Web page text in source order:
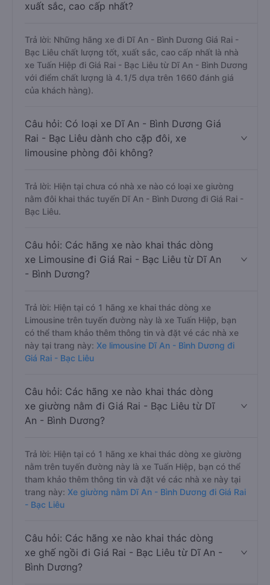
xuất sắc, cao cấp nhất?
Trả lời: Những hãng xe đi Dĩ An - Bình Dương Giá Rai -
Bạc Liêu chất lượng tốt, xuất sắc, cao cấp nhất là nhà
xe Tuấn Hiệp đi Giá Rai - Bạc Liêu từ Dĩ An - Bình Dương
với điểm chất lượng là 4.1/5 dựa trên 1660 đánh giá
của khách hàng).
Câu hỏi: Có loại xe Dĩ An - Bình Dương Giá
Rai - Bạc Liêu dành cho cặp đôi, xe
limousine phòng đôi không?
Trả lời: Hiện tại chưa có nhà xe nào có loại xe giường
nằm đôi khai thác tuyến Dĩ An - Bình Dương đi Giá Rai -
Bạc Liêu.
Câu hỏi: Các hãng xe nào khai thác dòng
xe Limousine đi Giá Rai - Bạc Liêu từ Dĩ An
- Bình Dương?
Trả lời: Hiện tại có 1 hãng xe khai thác dòng xe
Limousine trên tuyến đường này là xe Tuấn Hiệp, bạn
có thể tham khảo thêm thông tin và đặt vé các nhà xe
này tại trang này: Xe limousine Dĩ An - Bình Dương đi
Giá Rai - Bạc Liêu
Câu hỏi: Các hãng xe nào khai thác dòng
xe giường nằm đi Giá Rai - Bạc Liêu từ Dĩ
An - Bình Dương?
Trả lời: Hiện tại có 1 hãng xe khai thác dòng xe giường
nằm trên tuyến đường này là xe Tuấn Hiệp, bạn có thể
tham khảo thêm thông tin và đặt vé các nhà xe này tại
trang này: Xe giường nằm Dĩ An - Bình Dương đi Giá Rai
- Bạc Liêu
Câu hỏi: Các hãng xe nào khai thác dòng
xe ghế ngồi đi Giá Rai - Bạc Liêu từ Dĩ An -
Bình Dương?